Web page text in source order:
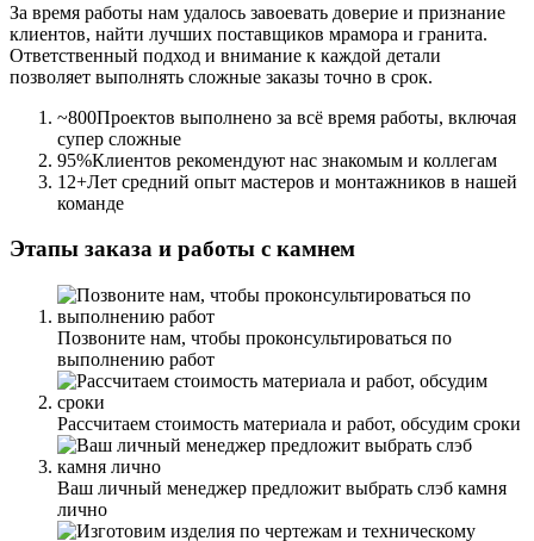
За время работы нам удалось завоевать доверие и признание
клиентов, найти лучших поставщиков мрамора и гранита.
Ответственный подход и внимание к каждой детали
позволяет выполнять сложные заказы точно в срок.
~800Проектов выполнено за всё время работы, включая
супер сложные
95%Клиентов рекомендуют нас знакомым и коллегам
12+Лет средний опыт мастеров и монтажников в нашей
команде
Этапы заказа и работы с камнем
Позвоните нам, чтобы проконсультироваться по
выполнению работ
Рассчитаем стоимость материала и работ, обсудим сроки
Ваш личный менеджер предложит выбрать слэб камня
лично